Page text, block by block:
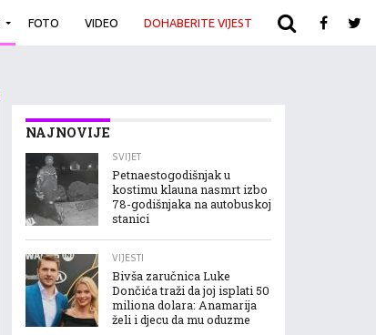
FOTO VIDEO DOHABERITE VIJEST ARHIVA
NAJNOVIJE
SVIJET
Petnaestogodišnjak u
kostimu klauna nasmrt izbo
78-godišnjaka na autobuskoj
stanici
VIJESTI
Bivša zaručnica Luke
Dončića traži da joj isplati 50
miliona dolara: Anamarija
želi i djecu da mu oduzme